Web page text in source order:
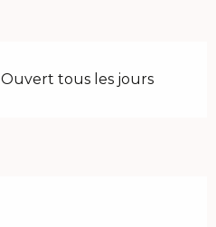
tous les jours